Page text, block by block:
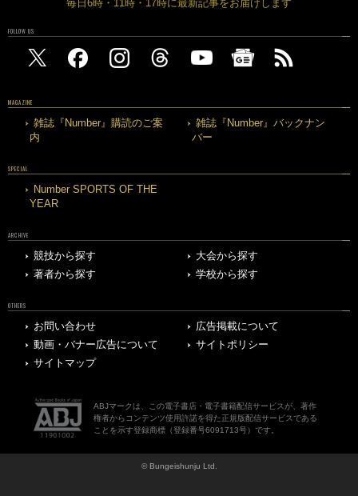
毎日6時・11時・17時に最新記事をお届けします
FOLLOW US
MAGAZINE
雑誌『Number』購読のご案
内
雑誌『Number』バックナン
バー
SPECIAL
Number SPORTS OF THE
YEAR
ARCHIVE
競技から探す
大会から探す
著者から探す
学校から探す
OTHERS
お問い合わせ
広告掲載について
動画・バナー広告について
サイトポリシー
サイトマップ
ABJマークは、この電子書店・電子書籍配信サービスが、著作
権者からコンテンツ使用許諾を得た正規版配信サービスである
ことを示す登録商標（登録番号6091713号）です。
© Bungeishunju Ltd.